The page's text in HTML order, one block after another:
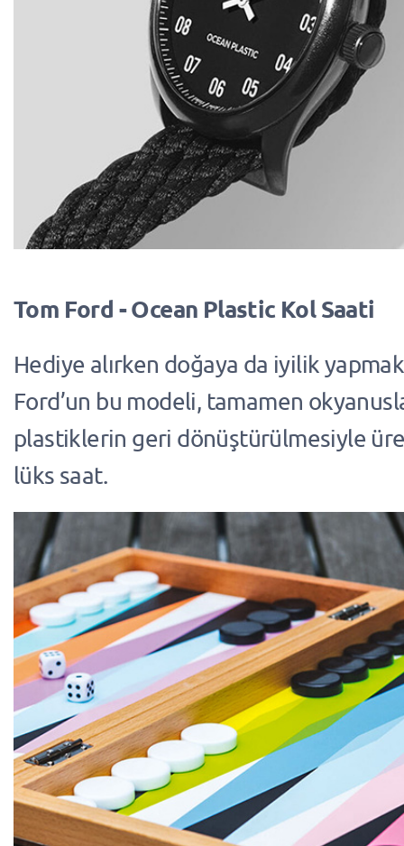
Tom Ford - Ocean Plastic Kol Saati
Hediye alırken doğaya da iyilik
Ford’un bu modeli, tamamen
plastiklerin geri dönüştürülmesiyle
lüks saat.